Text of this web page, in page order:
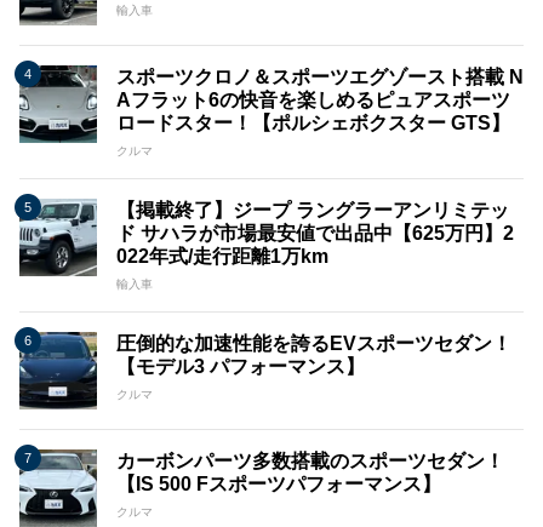
輸入車
スポーツクロノ＆スポーツエグゾースト搭載 N
Aフラット6の快音を楽しめるピュアスポーツ
ロードスター！【ポルシェボクスター GTS】
クルマ
【掲載終了】ジープ ラングラーアンリミテッ
ド サハラが市場最安値で出品中【625万円】2
022年式/走行距離1万km
輸入車
圧倒的な加速性能を誇るEVスポーツセダン！
【モデル3 パフォーマンス】
クルマ
カーボンパーツ多数搭載のスポーツセダン！
【IS 500 Fスポーツパフォーマンス】
クルマ